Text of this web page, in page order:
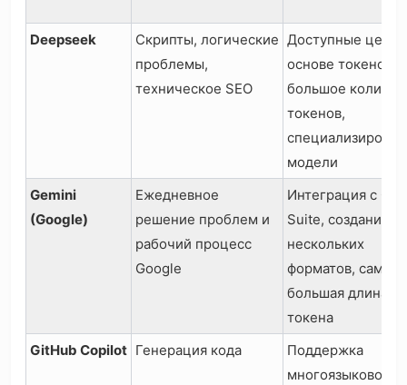
Deepseek
Скрипты, логические
проблемы,
техническое SEO
Доступные цены
основе токенов,
большое
токенов,
модели
Gemini
(Google)
Ежедневное
решение проблем и
рабочий процесс
Google
Интеграция с
Suite, создание
нескольких
форматов, самая
большая длина
токена
GitHub Copilot Генерация кода
Поддержка
многоязыкового